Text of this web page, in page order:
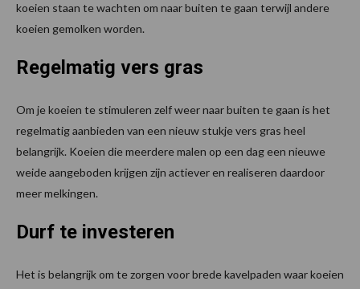
koeien staan te wachten om naar buiten te gaan terwijl andere
koeien gemolken worden.
Regelmatig vers gras
Om je koeien te stimuleren zelf weer naar buiten te gaan is het
regelmatig aanbieden van een nieuw stukje vers gras heel
belangrijk. Koeien die meerdere malen op een dag een nieuwe
weide aangeboden krijgen zijn actiever en realiseren daardoor
meer melkingen.
Durf te investeren
Het is belangrijk om te zorgen voor brede kavelpaden waar koeien